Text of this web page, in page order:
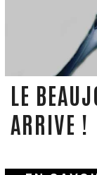
LE
ARRIVE !